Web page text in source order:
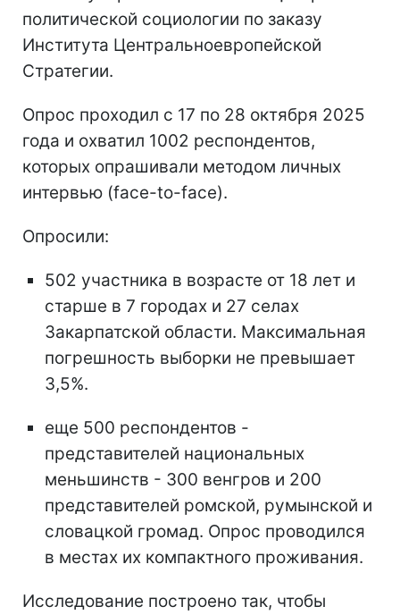
политической социологии по заказу
Института Центральноевропейской
Стратегии.
Опрос проходил с 17 по 28 октября 2025
года и охватил 1002 респондентов,
которых опрашивали методом личных
интервью (face-to-face).
Опросили:
502 участника в возрасте от 18 лет и
старше в 7 городах и 27 селах
Закарпатской области. Максимальная
погрешность выборки не превышает
3,5%.
еще 500 респондентов -
представителей национальных
меньшинств - 300 венгров и 200
представителей ромской, румынской и
словацкой громад. Опрос проводился
в местах их компактного проживания.
Исследование построено так, чтобы